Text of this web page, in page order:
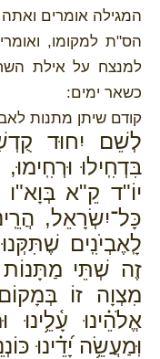
המגילה אומרים ואתה
הס"ת למקומו,
למנצח על אילת
כשאר ימים:
קודם שיתן מתנות
לְשֵׁם יִחוּד
בִּדְחִֽילוּ
יוֹ"ד קֵ"א
כָּל־יִשְׂרָאֵל,
לָֽאֶבְיֹנִֽים
זֶה שְׁתֵּי מַתָּנוֹת
מִצְוָה זוֹ
אֱלֹהֵ֗ינוּ עָ֫לֵ֥ינוּ
וּֽמַעֲשֵׂ֥ה יָ֝דֵ֗ינוּ